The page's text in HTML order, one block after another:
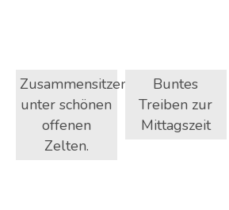
Zusammensitzen
unter schönen
offenen
Zelten.
Buntes
Treiben zur
Mittagszeit